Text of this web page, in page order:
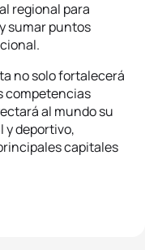
regional para
sumar puntos
no solo fortalecerá
competencias
al mundo su
deportivo,
capitales